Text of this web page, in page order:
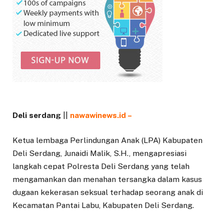
Deli serdang nawawinews.id –
Ketua lembaga Perlindungan Anak (LPA) Kabupaten
Deli Serdang, Junaidi Malik, S.H., mengapresiasi
langkah cepat Polresta Deli Serdang yang telah
mengamankan dan menahan tersangka dalam kasus
dugaan kekerasan seksual terhadap seorang anak di
Kecamatan Pantai Labu, Kabupaten Deli Serdang.